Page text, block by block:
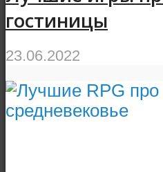
гостиницы
23.06.2022